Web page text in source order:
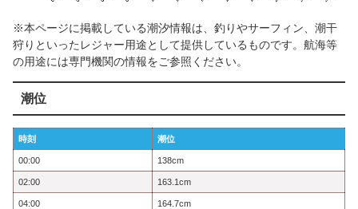
※本ページに掲載している潮汐情報は、釣りやサーフィン、潮干
狩りといったレジャー用途として提供しているものです。航海等
の用途には専門機関の情報をご参照ください。
潮位
時刻 潮位
00:00 138cm
02:00 163.1cm
04:00 164.7cm